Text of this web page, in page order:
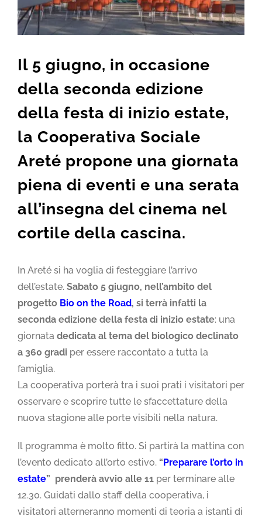
Il 5 giugno, in occasione
della seconda edizione
della festa di inizio estate,
la Cooperativa Sociale
Areté propone una giornata
piena di eventi e una serata
all’insegna del cinema nel
cortile della cascina.
In Areté si ha voglia di festeggiare l’arrivo
dell’estate. Sabato 5 giugno, nell’ambito del
progetto Bio on the Road, si terrà infatti la
seconda edizione della festa di inizio estate: una
giornata dedicata al tema del biologico declinato
a 360 gradi per essere raccontato a tutta la
famiglia.
La cooperativa porterà tra i suoi prati i visitatori per
osservare e scoprire tutte le sfaccettature della
nuova stagione alle porte visibili nella natura.
Il programma è molto fitto. Si partirà la mattina con
l’evento dedicato all’orto estivo. “ Preparare l’orto in
estate” prenderà avvio alle 11 per terminare alle
12.30. Guidati dallo staff della cooperativa, i
visitatori alterneranno momenti di teoria a istanti di